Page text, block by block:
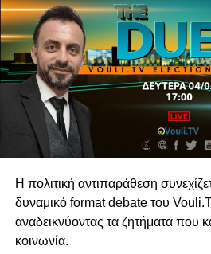
Με αυστηρό χρόνο, ξεκάθαρους
ουσιαστικές απαντήσεις, τοThe
συζήτηση στην ουσία της.
DUEL: VOLT vs ΕΛΑΜ
Η εκπομπή προβάλλεται στο
Η πολιτική αντιπαράθεση
δυναμικό format debate του
αναδεικνύοντας τα ζητήματα που
κοινωνία.